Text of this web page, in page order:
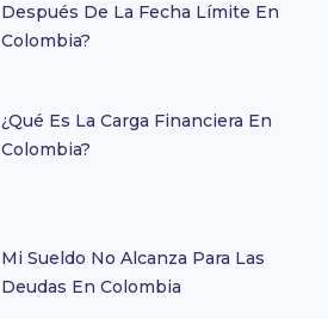
Después De La Fecha Límite En
Colombia?
¿Qué Es La Carga Financiera En
Colombia?
Mi Sueldo No Alcanza Para Las
Deudas En Colombia